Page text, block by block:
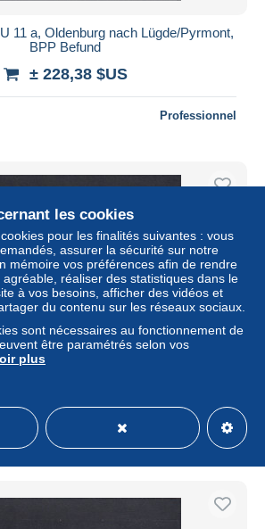
11 a, Oldenburg nach Lügde/Pyrmont,
BPP Befund
± 228,38 $US
Professionnel
8, gestempelt Franco, BPP Befund
Professionnel
les cookies
pour les finalités suivantes : vous
assurer la sécurité sur notre
mémoire vos préférences afin de rendre
réaliser des statistiques dans le
à vos besoins, afficher des vidéos et
du contenu sur les réseaux sociaux.
sont nécessaires au fonctionnement de
être paramétrés selon vos
plus